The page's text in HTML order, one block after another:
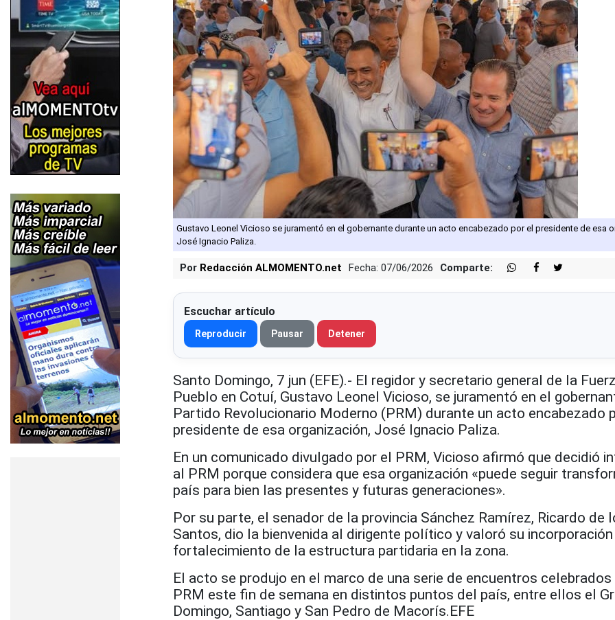
Gustavo Leonel Vicioso se juramentó en el gobernante durante un acto encabezado por el presidente de esa
José Ignacio Paliza.
Por Redacción ALMOMENTO.net Fecha: 07/06/2026 Comparte:
Escuchar artículo
Reproducir Pausar Detener
Santo Domingo, 7 jun (EFE).- El regidor y secretario general de la
Pueblo en Cotuí, Gustavo Leonel Vicioso, se juramentó en el
Partido Revolucionario Moderno (PRM) durante un acto encabezado
presidente de esa organización, José Ignacio Paliza.
En un comunicado divulgado por el PRM, Vicioso afirmó que decidió
al PRM porque considera que esa organización «puede seguir
país para bien las presentes y futuras generaciones».
Por su parte, el senador de la provincia Sánchez Ramírez, Ricardo de
Santos, dio la bienvenida al dirigente político y valoró su
fortalecimiento de la estructura partidaria en la zona.
El acto se produjo en el marco de una serie de encuentros celebrados
PRM este fin de semana en distintos puntos del país, entre ellos el
Domingo, Santiago y San Pedro de Macorís.EFE